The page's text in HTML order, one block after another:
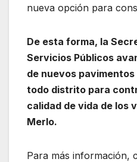
nueva opción para
De esta forma, la
Servicios Públicos
de nuevos
todo distrito para
calidad de vida de los
Merlo.
Para más información,